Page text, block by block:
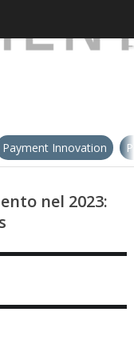
Payment Innovation
nel 2023: